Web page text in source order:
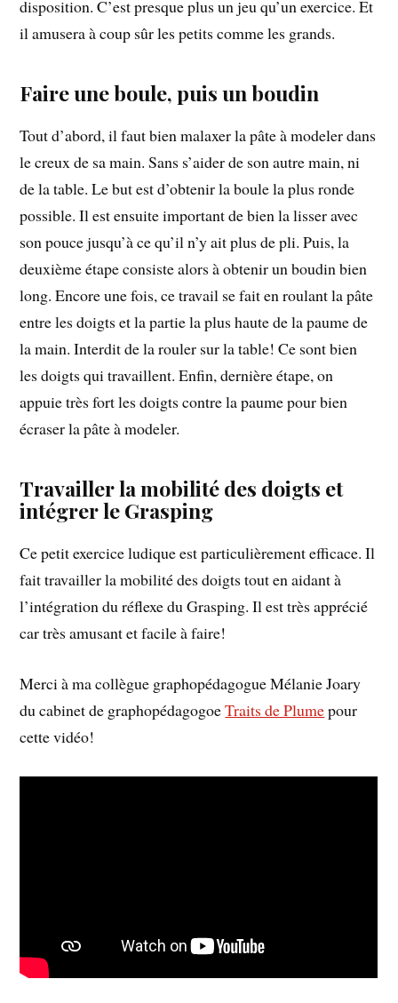
disposition. C’est presque plus un jeu qu’un exercice. Et
il amusera à coup sûr les petits comme les grands.
Faire une boule, puis un boudin
Tout d’abord, il faut bien malaxer la pâte à modeler dans
le creux de sa main. Sans s’aider de son autre main, ni
de la table. Le but est d’obtenir la boule la plus ronde
possible. Il est ensuite important de bien la lisser avec
son pouce jusqu’à ce qu’il n’y ait plus de pli. Puis, la
deuxième étape consiste alors à obtenir un boudin bien
long. Encore une fois, ce travail se fait en roulant la pâte
entre les doigts et la partie la plus haute de la paume de
la main. Interdit de la rouler sur la table! Ce sont bien
les doigts qui travaillent. Enfin, dernière étape, on
appuie très fort les doigts contre la paume pour bien
écraser la pâte à modeler.
Travailler la mobilité des doigts et
intégrer le Grasping
Ce petit exercice ludique est particulièrement efficace. Il
fait travailler la mobilité des doigts tout en aidant à
l’intégration du réflexe du Grasping. Il est très apprécié
car très amusant et facile à faire!
Merci à ma collègue graphopédagogue Mélanie Joary
du cabinet de graphopédagogoeTraits de Plumepour
cette vidéo!